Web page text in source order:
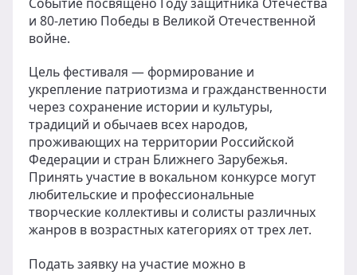
и 80-летию Победы в Великой Отечественной
войне.
Цель фестиваля — формирование и
укрепление патриотизма и гражданственности
через сохранение истории и культуры,
традиций и обычаев всех народов,
проживающих на территории Российской
Федерации и стран Ближнего Зарубежья.
Принять участие в вокальном конкурсе могут
любительские и профессиональные
творческие коллективы и солисты различных
жанров в возрастных категориях от трех лет.
Подать заявку на участие можно в